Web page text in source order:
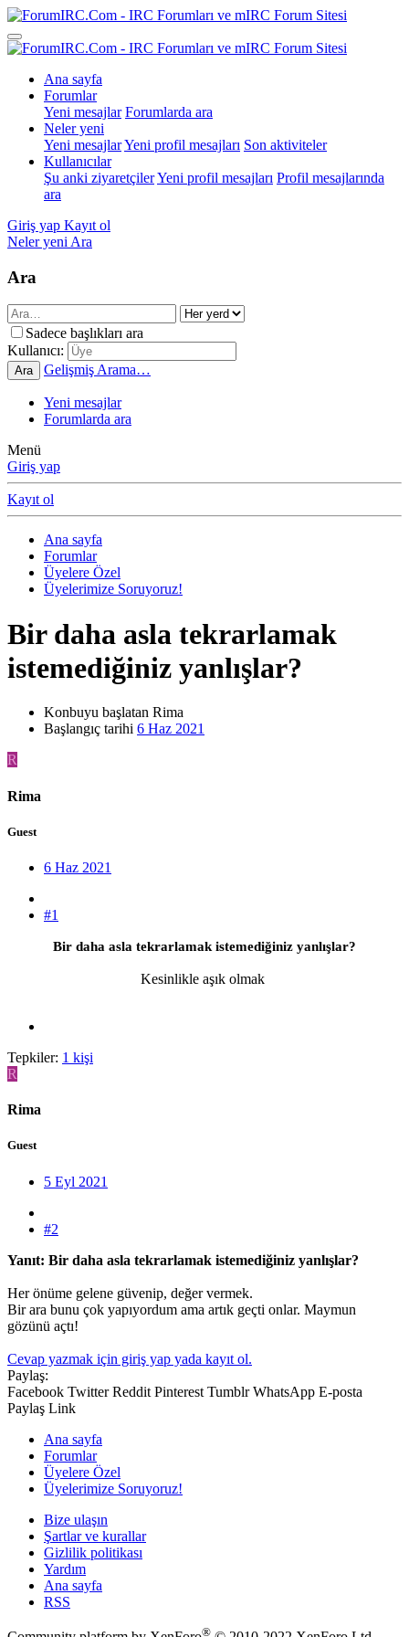
Ana sayfa
Forumlar
Yeni mesajlar Forumlarda ara
Neler yeni
Yeni mesajlarYeni profil mesajları Son aktiviteler
Kullanıcılar
Şu anki ziyaretçilerYeni profil mesajları Profil mesajlarında
ara
Giriş yap Kayıt ol
Neler yeni Ara
Ara
Sadece başlıkları ara
Kullanıcı:
Ara Gelişmiş Arama…
Yeni mesajlar
Forumlarda ara
Menü
Giriş yap
Kayıt ol
Ana sayfa
Forumlar
Üyelere Özel
Üyelerimize Soruyoruz!
Bir daha asla tekrarlamak
istemediğiniz yanlışlar?
Konbuyu başlatan Rima
Başlangıç tarihi 6 Haz 2021
R
Rima
Guest
6 Haz 2021
#1
Bir daha asla tekrarlamak istemediğiniz yanlışlar?
Kesinlikle aşık olmak
Tepkiler: 1 kişi
R
Rima
Guest
5 Eyl 2021
#2
Yanıt: Bir daha asla tekrarlamak istemediğiniz yanlışlar?
Her önüme gelene güvenip, değer vermek.
Bir ara bunu çok yapıyordum ama artık geçti onlar. Maymun
gözünü açtı!
Cevap yazmak için giriş yap yada kayıt ol.
Paylaş:
Facebook Twitter Reddit Pinterest Tumblr WhatsApp E-posta
Paylaş Link
Ana sayfa
Forumlar
Üyelere Özel
Üyelerimize Soruyoruz!
Bize ulaşın
Şartlar ve kurallar
Gizlilik politikası
Yardım
Ana sayfa
RSS
®